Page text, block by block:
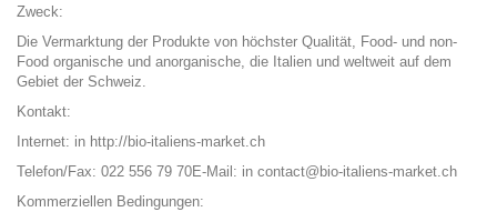
Zweck:
Die Vermarktung der Produkte von höchster Qualität, Food- und non-
Food organische und anorganische, die Italien und weltweit auf dem
Gebiet der Schweiz.
Kontakt:
Internet: in http://bio-italiens-market.ch
Telefon/Fax: 022 556 79 70E-Mail: in contact@bio-italiens-market.ch
Kommerziellen Bedingungen: